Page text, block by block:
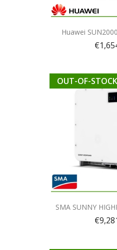

Huawei

SMA SUNNY
OUT-OF-STOCK